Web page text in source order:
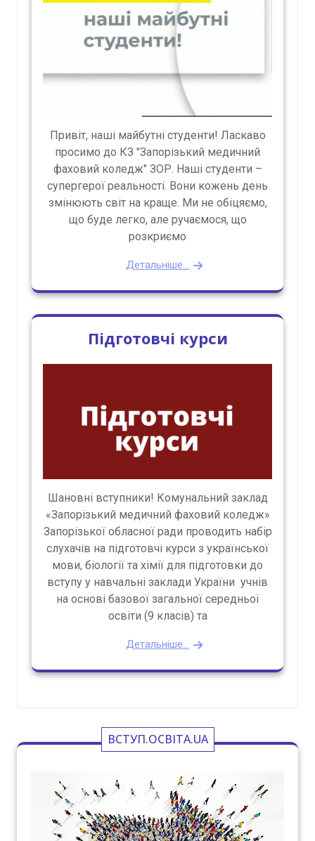
Привіт, наші майбутні студенти! Ласкаво
просимо до КЗ "Запорізький медичний
фаховий коледж" ЗОР. Наші студенти –
супергерої реальності. Вони кожень день
змінюють світ на краще. Ми не обіцяємо,
що буде легко, але ручаємося, що
розкриємо
Детальніше...
Підготовчі курси
Шановні вступники! Комунальний заклад
«Запорізький медичний фаховий коледж»
Запорізької обласної ради проводить набір
слухачів на підготовчі курси з української
мови, біології та хімії для підготовки до
вступу у навчальні заклади України учнів
на основі базової загальної середньої
освіти (9 класів) та
Детальніше...
ВСТУП.ОСВІТА.UA